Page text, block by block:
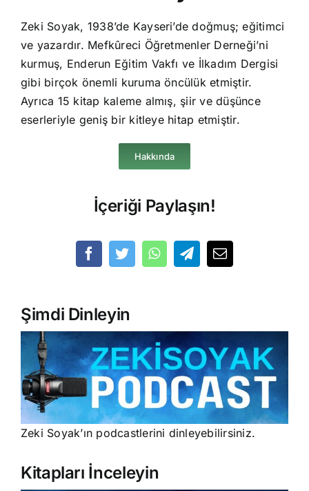
Zeki Soyak, 1938’de Kayseri’de doğmuş; eğitimci
ve yazardır. Mefkûreci Öğretmenler Derneği’ni
kurmuş, Enderun Eğitim Vakfı ve İlkadım Dergisi
gibi birçok önemli kuruma öncülük etmiştir.
Ayrıca 15 kitap kaleme almış, şiir ve düşünce
eserleriyle geniş bir kitleye hitap etmiştir.
Hakkında
İçeriği Paylaşın!
Şimdi Dinleyin
Zeki Soyak’ın podcastlerini dinleyebilirsiniz.
Kitapları İnceleyin